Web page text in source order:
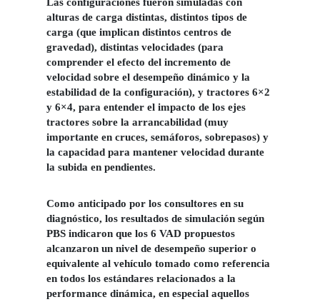
Las configuraciones fueron simuladas con
alturas de carga distintas, distintos tipos de
carga (que implican distintos centros de
gravedad), distintas velocidades (para
comprender el efecto del incremento de
velocidad sobre el desempeño dinámico y la
estabilidad de la configuración), y tractores 6×2
y 6×4, para entender el impacto de los ejes
tractores sobre la arrancabilidad (muy
importante en cruces, semáforos, sobrepasos) y
la capacidad para mantener velocidad durante
la subida en pendientes.
Como anticipado por los consultores en su
diagnóstico, los resultados de simulación según
PBS indicaron que los 6 VAD propuestos
alcanzaron un nivel de desempeño superior o
equivalente al vehículo tomado como referencia
en todos los estándares relacionados a la
performance dinámica, en especial aquellos